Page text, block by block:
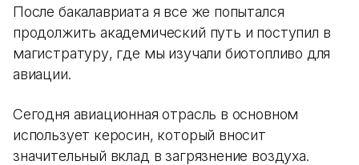
После бакалавриата я все же попытался
продолжить академический путь и поступил в
магистратуру, где мы изучали биотопливо для
авиации.
Сегодня авиационная отрасль в основном
использует керосин, который вносит
значительный вклад в загрязнение воздуха.